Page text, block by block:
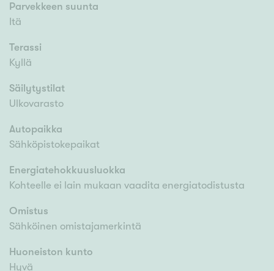
Parvekkeen suunta
Itä
Terassi
Kyllä
Säilytystilat
Ulkovarasto
Autopaikka
Sähköpistokepaikat
Energiatehokkuusluokka
Kohteelle ei lain mukaan vaadita energiatodistusta
Omistus
Sähköinen omistajamerkintä
Huoneiston kunto
Hyvä